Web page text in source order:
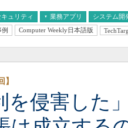
キュリティ 業務アプリ システム開
経営とIT 医療IT
例 Computer Weekly日本語版
を侵害した